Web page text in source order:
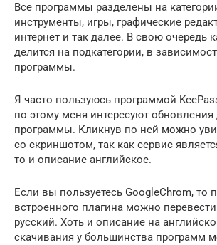
Все программы разделены на
инструменты, игры, графические
интернет и так далее. В свою очередь
делится на подкатегории, в
программы.
Я часто пользуюсь программой
по этому меня интересуют
программы. Кликнув по ней можно
со скриншотом, так как сервис
то и описание английское.
Если вы пользуетесь GoogleChrom, то
встроенного плагина можно
русский. Хоть и описание на
скачивания у большинства программ